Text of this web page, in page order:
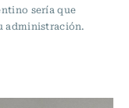
sería que
administración.